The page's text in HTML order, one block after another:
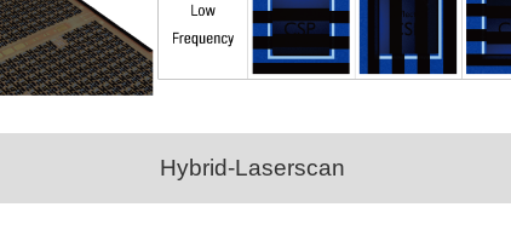
Hybrid-Laserscan